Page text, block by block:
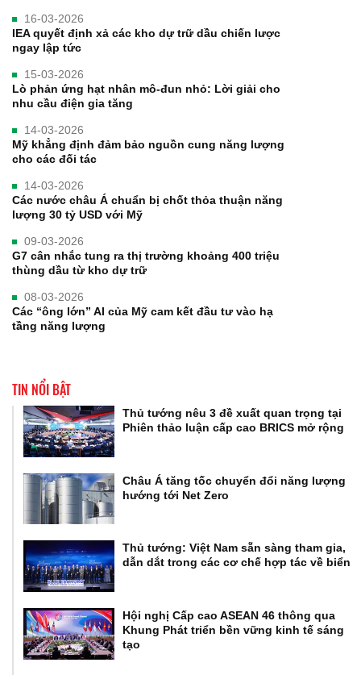
16-03-2026
IEA quyết định xả các kho dự trữ dầu chiến lược
ngay lập tức
15-03-2026
Lò phản ứng hạt nhân mô-đun nhỏ: Lời giải cho
nhu cầu điện gia tăng
14-03-2026
Mỹ khẳng định đảm bảo nguồn cung năng lượng
cho các đối tác
14-03-2026
Các nước châu Á chuẩn bị chốt thỏa thuận năng
lượng 30 tỷ USD với Mỹ
09-03-2026
G7 cân nhắc tung ra thị trường khoảng 400 triệu
thùng dầu từ kho dự trữ
08-03-2026
Các “ông lớn” AI của Mỹ cam kết đầu tư vào hạ
tầng năng lượng
TIN NỔI BẬT
Thủ tướng nêu 3 đề xuất quan trọng tại
Phiên thảo luận cấp cao BRICS mở rộng
Châu Á tăng tốc chuyển đổi năng lượng
hướng tới Net Zero
Thủ tướng: Việt Nam sẵn sàng tham gia,
dẫn dắt trong các cơ chế hợp tác về biển
Hội nghị Cấp cao ASEAN 46 thông qua
Khung Phát triển bền vững kinh tế sáng
tạo